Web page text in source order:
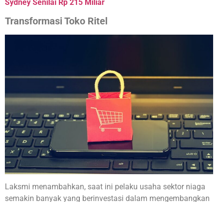
Sydney Senilai Rp 215 Miliar
Transformasi Toko Ritel
Laksmi menambahkan, saat ini pelaku usaha sektor niaga
semakin banyak yang berinvestasi dalam mengembangkan